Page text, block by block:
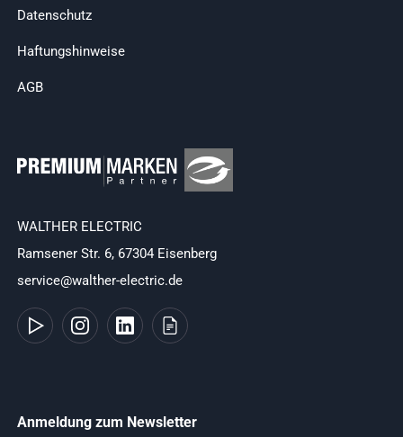
Datenschutz
Haftungshinweise
AGB
WALTHER ELECTRIC
Ramsener Str. 6, 67304 Eisenberg
service@walther-electric.de
Anmeldung zum Newsletter